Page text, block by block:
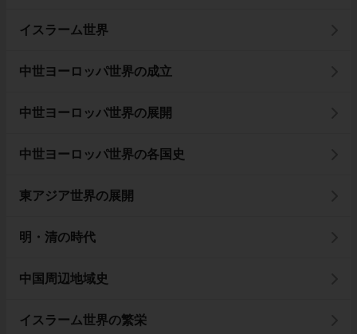
イスラーム世界
中世ヨーロッパ世界の成立
中世ヨーロッパ世界の展開
中世ヨーロッパ世界の各国史
東アジア世界の展開
明・清の時代
中国周辺地域史
イスラーム世界の繁栄